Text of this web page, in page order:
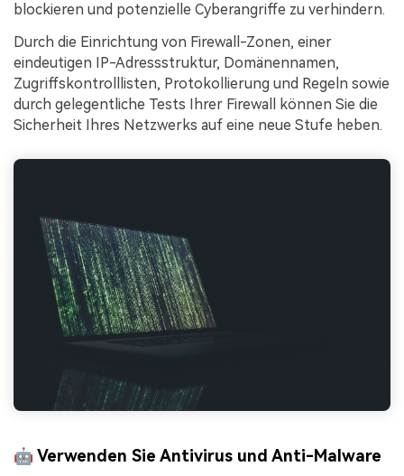
blockieren und potenzielle Cyberangriffe zu verhindern.
Durch die Einrichtung von Firewall-Zonen, einer
eindeutigen IP-Adressstruktur, Domänennamen,
Zugriffskontrolllisten, Protokollierung und Regeln sowie
durch gelegentliche Tests Ihrer Firewall können Sie die
Sicherheit Ihres Netzwerks auf eine neue Stufe heben.
🤖 Verwenden Sie Antivirus und Anti-Malware